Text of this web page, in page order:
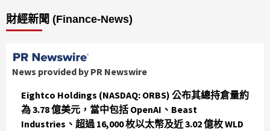
財經新聞 (Finance-News)
News provided by PR Newswire
Eightco Holdings (NASDAQ: ORBS) 公布其總持倉量約
為 3.78 億美元，當中包括 OpenAI、Beast
Industries、超過 16,000 枚以太幣及近 3.02 億枚 WLD